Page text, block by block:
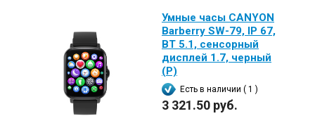
Умные часы CANYON
Barberry SW-79, IP 67,
BT 5.1, сенсорный
дисплей 1.7, черный
(Р)
Есть в наличии ( 1 )
3 321.50 руб.